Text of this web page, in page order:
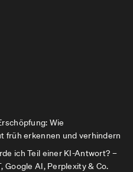
Wie
früh erkennen und verhindern
ich Teil einer KI-Antwort? –
Google AI, Perplexity & Co.